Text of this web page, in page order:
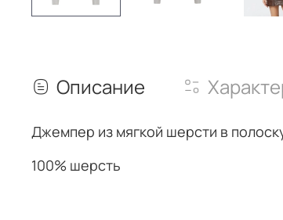
Описание
Джемпер из мягкой шерсти в
100% шерсть